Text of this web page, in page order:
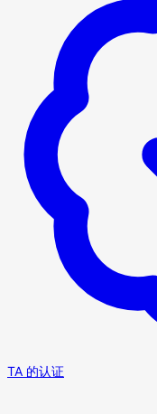
TA 的认证